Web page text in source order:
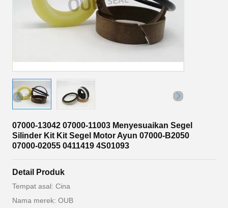
07000-13042 07000-11003 Menyesuaikan Segel
Silinder Kit Kit Segel Motor Ayun 07000-B2050
07000-02055 0411419 4S01093
Detail Produk
Tempat asal: Cina
Nama merek: OUB